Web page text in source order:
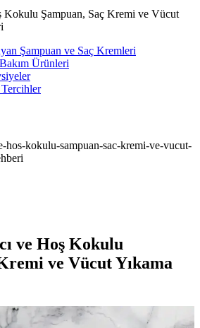
Kokulu Şampuan, Saç Kremi ve Vücut
Şampuan ve Saç Kremleri
Ürünleri
hos-kokulu-sampuan-sac-kremi-ve-vucut-
ve Hoş Kokulu
ve Vücut Yıkama